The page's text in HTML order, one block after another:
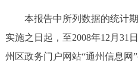
便民服务 利企
中介服务 阳光
本报告中所列数据的统计期
实施之日起，至2008年12月31
州区政务门户网站“通州信息网